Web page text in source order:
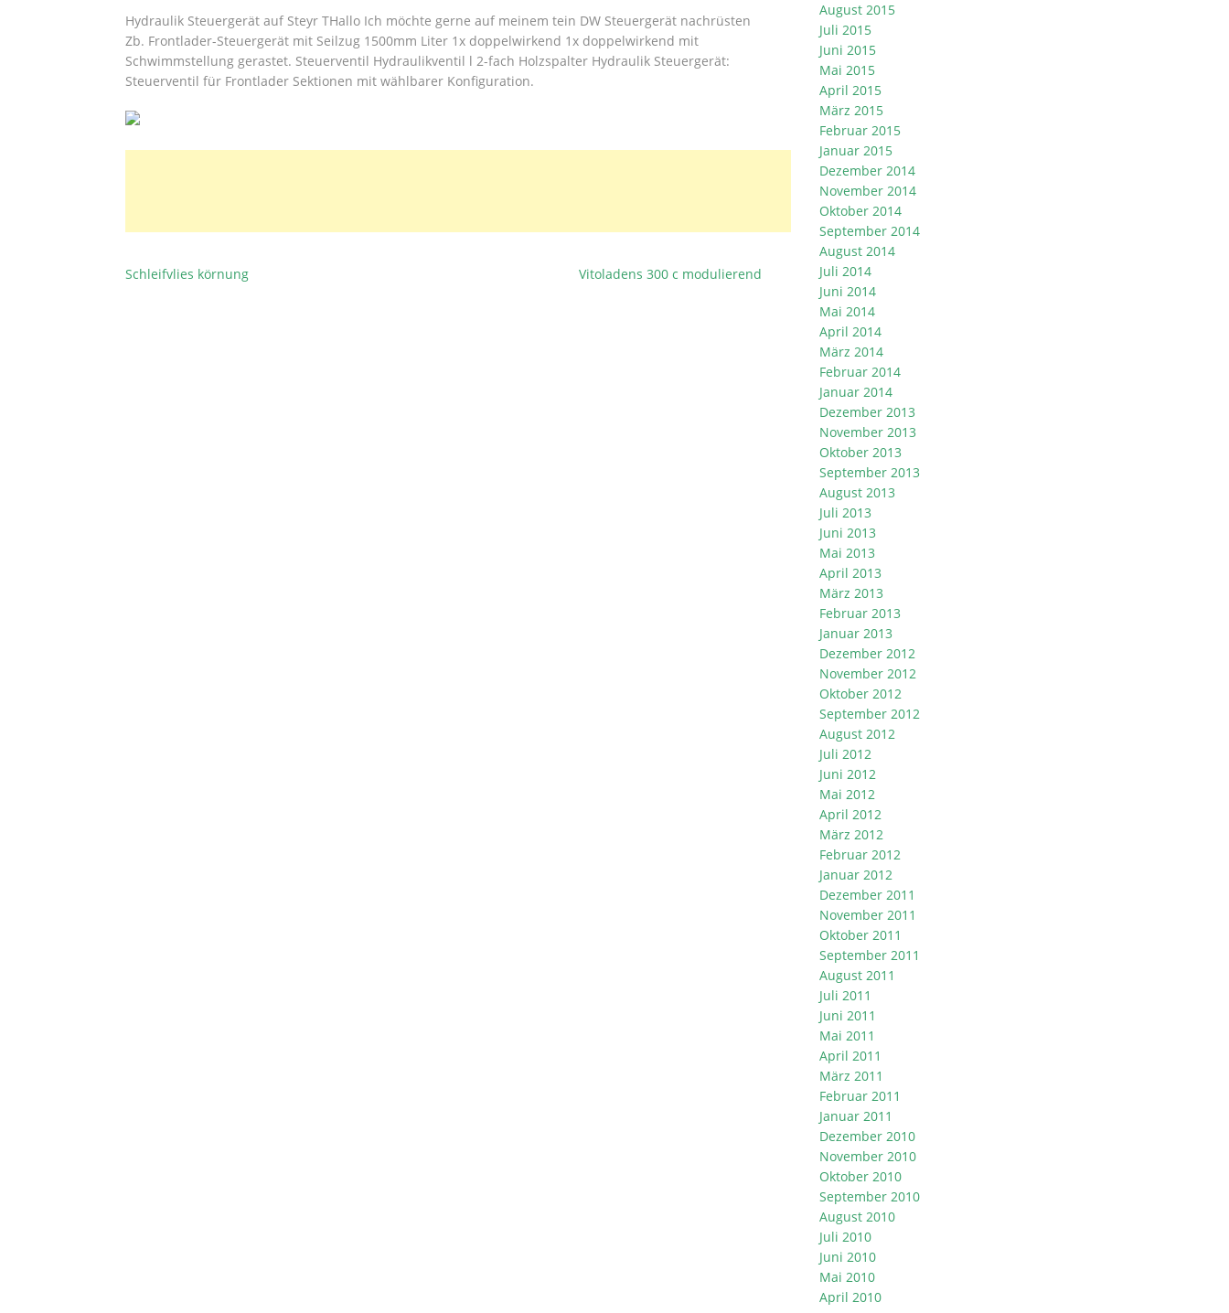
Hydraulik Steuergerät auf Steyr THallo Ich möchte gerne auf meinem tein DW Steuergerät nachrüsten
Zb. Frontlader-Steuergerät mit Seilzug 1500mm Liter 1x doppelwirkend 1x doppelwirkend mit
Schwimmstellung gerastet. Steuerventil Hydraulikventil l 2-fach Holzspalter Hydraulik Steuergerät:
Steuerventil für Frontlader Sektionen mit wählbarer Konfiguration.
BEITRAGSNAVIGATION
Schleifvlies körnung Vitoladens 300 c modulierend
August 2015
Juli 2015
Juni 2015
Mai 2015
April 2015
März 2015
Februar 2015
Januar 2015
Dezember 2014
November 2014
Oktober 2014
September 2014
August 2014
Juli 2014
Juni 2014
Mai 2014
April 2014
März 2014
Februar 2014
Januar 2014
Dezember 2013
November 2013
Oktober 2013
September 2013
August 2013
Juli 2013
Juni 2013
Mai 2013
April 2013
März 2013
Februar 2013
Januar 2013
Dezember 2012
November 2012
Oktober 2012
September 2012
August 2012
Juli 2012
Juni 2012
Mai 2012
April 2012
März 2012
Februar 2012
Januar 2012
Dezember 2011
November 2011
Oktober 2011
September 2011
August 2011
Juli 2011
Juni 2011
Mai 2011
April 2011
März 2011
Februar 2011
Januar 2011
Dezember 2010
November 2010
Oktober 2010
September 2010
August 2010
Juli 2010
Juni 2010
Mai 2010
April 2010